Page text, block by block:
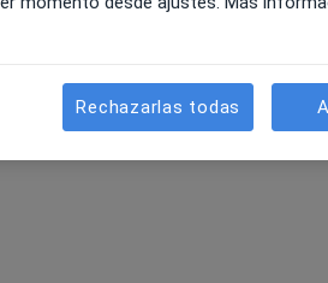
Rechazarlas todas